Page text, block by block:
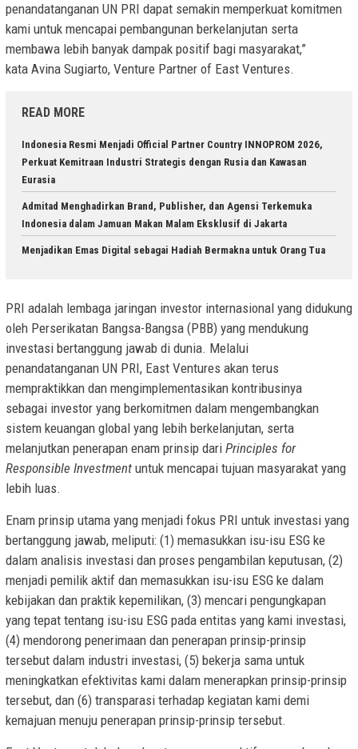
penandatanganan UN PRI dapat semakin memperkuat komitmen
kami untuk mencapai pembangunan berkelanjutan serta
membawa lebih banyak dampak positif bagi masyarakat,”
kata Avina Sugiarto, Venture Partner of East Ventures.
READ MORE
Indonesia Resmi Menjadi Official Partner Country INNOPROM 2026,
Perkuat Kemitraan Industri Strategis dengan Rusia dan Kawasan
Eurasia
Admitad Menghadirkan Brand, Publisher, dan Agensi Terkemuka
Indonesia dalam Jamuan Makan Malam Eksklusif di Jakarta
Menjadikan Emas Digital sebagai Hadiah Bermakna untuk Orang Tua
PRI adalah lembaga jaringan investor internasional yang didukung
oleh Perserikatan Bangsa-Bangsa (PBB) yang mendukung
investasi bertanggung jawab di dunia. Melalui
penandatanganan UN PRI, East Ventures akan terus
mempraktikkan dan mengimplementasikan kontribusinya
sebagai investor yang berkomitmen dalam mengembangkan
sistem keuangan global yang lebih berkelanjutan, serta
melanjutkan penerapan enam prinsip dari Principles for
Responsible Investment untuk mencapai tujuan masyarakat yang
lebih luas.
Enam prinsip utama yang menjadi fokus PRI untuk investasi yang
bertanggung jawab, meliputi: (1) memasukkan isu-isu ESG ke
dalam analisis investasi dan proses pengambilan keputusan, (2)
menjadi pemilik aktif dan memasukkan isu-isu ESG ke dalam
kebijakan dan praktik kepemilikan, (3) mencari pengungkapan
yang tepat tentang isu-isu ESG pada entitas yang kami investasi,
(4) mendorong penerimaan dan penerapan prinsip-prinsip
tersebut dalam industri investasi, (5) bekerja sama untuk
meningkatkan efektivitas kami dalam menerapkan prinsip-prinsip
tersebut, dan (6) transparasi terhadap kegiatan kami demi
kemajuan menuju penerapan prinsip-prinsip tersebut.